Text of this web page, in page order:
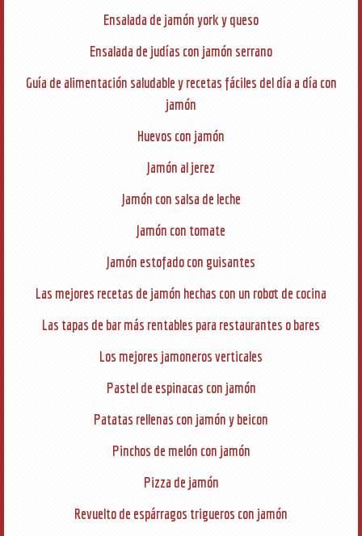
Ensalada de jamón york y queso
Ensalada de judías con jamón serrano
Guía de alimentación saludable y recetas fáciles del día a día con
jamón
Huevos con jamón
Jamón al jerez
Jamón con salsa de leche
Jamón con tomate
Jamón estofado con guisantes
Las mejores recetas de jamón hechas con un robot de cocina
Las tapas de bar más rentables para restaurantes o bares
Los mejores jamoneros verticales
Pastel de espinacas con jamón
Patatas rellenas con jamón y beicon
Pinchos de melón con jamón
Pizza de jamón
Revuelto de espárragos trigueros con jamón